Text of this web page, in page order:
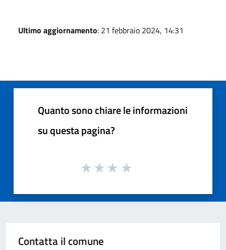
Ultimo aggiornamento: 21 febbraio 2024, 14:31
Quanto sono chiare le informazioni
su questa pagina?
Contatta il comune